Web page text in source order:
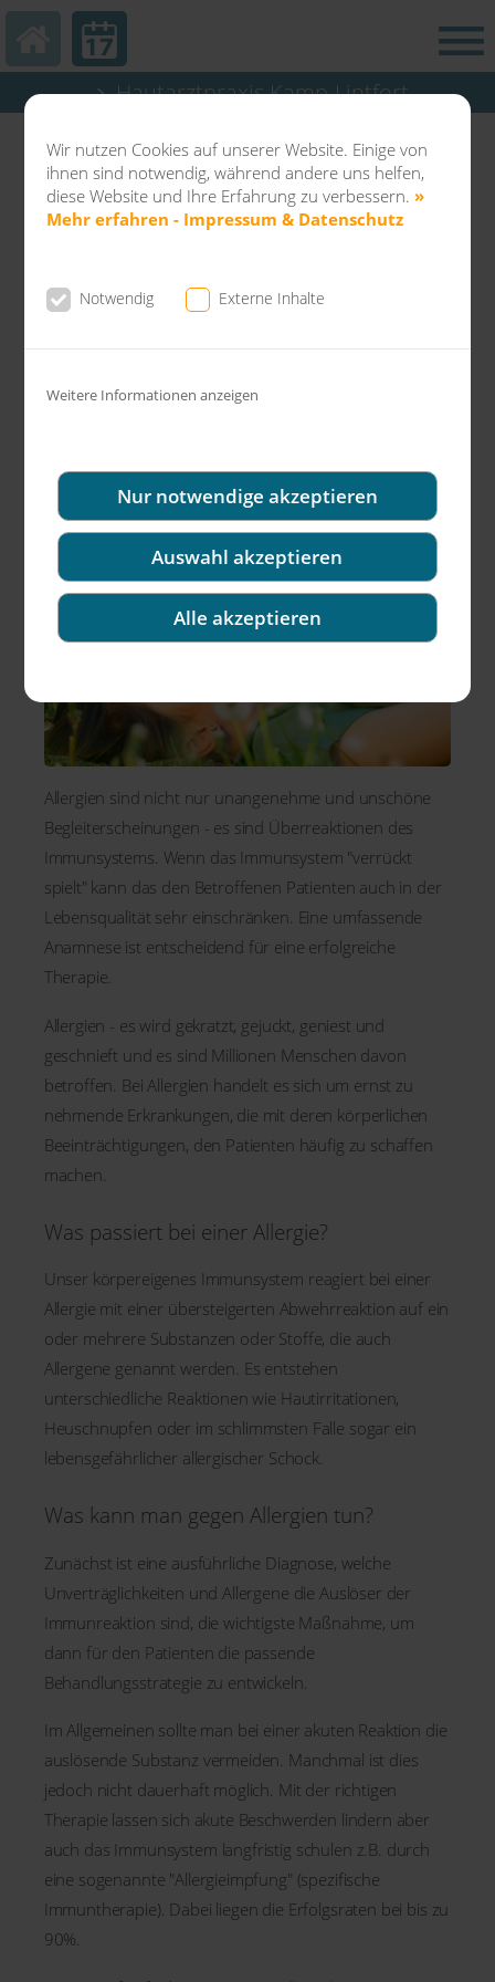
Wir nutzen Cookies auf unserer Website. Einige von
ihnen sind notwendig, während andere uns helfen,
diese Website und Ihre Erfahrung zu verbessern. »
Mehr erfahren - Impressum & Datenschutz
Notwendig Externe Inhalte
Weitere Informationen anzeigen
Nur notwendige akzeptieren
Auswahl akzeptieren
Alle akzeptieren
Hautarztpraxis Kamp-Lintfort
Dermatochirurgie Kamp-Lintfort
News aus der Gemeinschaftspraxis Dr.
Allergologie - Wenn das Immunsystem
Allergien sind nicht nur unangenehme und unschöne
Begleiterscheinungen - es sind Überreaktionen des
Immunsystems. Wenn das Immunsystem "verrückt
spielt" kann das den Betroffenen Patienten auch in der
Lebensqualität sehr einschränken. Eine umfassende
Anamnese ist entscheidend für eine erfolgreiche
Therapie.
Allergien - es wird gekratzt, gejuckt, geniest und
geschnieft und es sind Millionen Menschen davon
betroffen. Bei Allergien handelt es sich um ernst zu
nehmende Erkrankungen, die mit deren körperlichen
Beeinträchtigungen, den Patienten häufig zu schaffen
machen.
Was passiert bei einer Allergie?
Unser körpereigenes Immunsystem reagiert bei einer
Allergie mit einer übersteigerten Abwehrreaktion auf ein
oder mehrere Substanzen oder Stoffe, die auch
Allergene genannt werden. Es entstehen
unterschiedliche Reaktionen wie Hautirritationen,
Heuschnupfen oder im schlimmsten Falle sogar ein
lebensgefährlicher allergischer Schock.
Was kann man gegen Allergien tun?
Zunächst ist eine ausführliche Diagnose, welche
Unverträglichkeiten und Allergene die Auslöser der
Immunreaktion sind, die wichtigste Maßnahme, um
dann für den Patienten die passende
Behandlungsstrategie zu entwickeln.
Im Allgemeinen sollte man bei einer akuten Reaktion die
auslösende Substanz vermeiden. Manchmal ist dies
jedoch nicht dauerhaft möglich. Mit der richtigen
Therapie lassen sich akute Beschwerden lindern aber
auch das Immunsystem langfristig schulen z.B. durch
eine sogenannte "Allergieimpfung" (spezifische
Immuntherapie). Dabei liegen die Erfolgsraten bei bis zu
90%.